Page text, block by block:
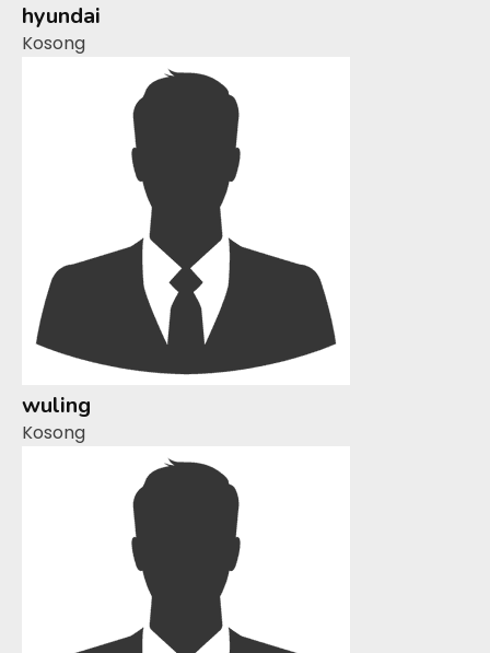
hyundai
Kosong
wuling
Kosong